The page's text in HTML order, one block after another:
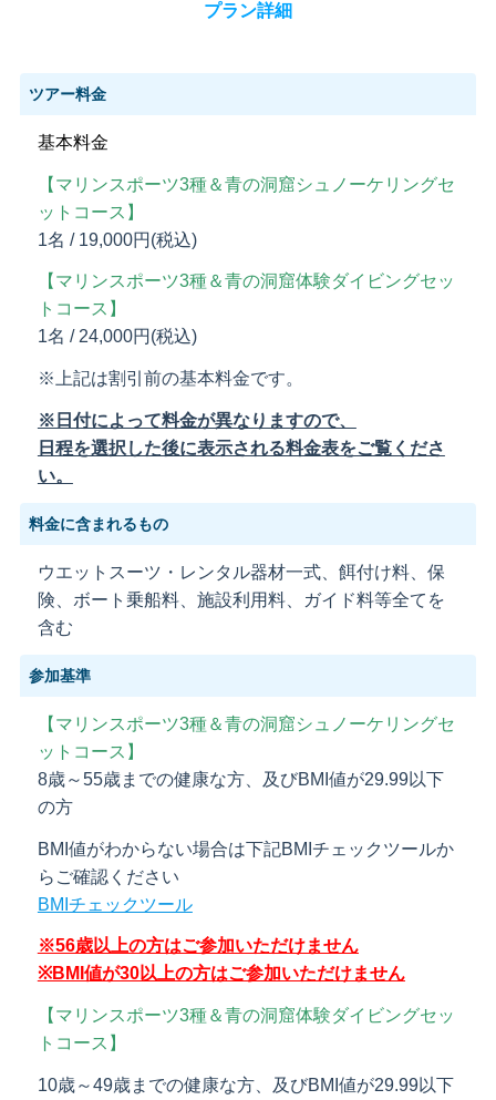
プラン詳細
ツアー料金
基本料金
【マリンスポーツ3種＆青の洞窟シュノーケリングセ
ットコース】
1名 / 19,000円(税込)
【マリンスポーツ3種＆青の洞窟体験ダイビングセッ
トコース】
1名 / 24,000円(税込)
※上記は割引前の基本料金です。
※日付によって料金が異なりますので、
日程を選択した後に表示される料金表をご覧くださ
い。
料金に含まれるもの
ウエットスーツ・レンタル器材一式、餌付け料、保
険、ボート乗船料、施設利用料、ガイド料等全てを
含む
参加基準
【マリンスポーツ3種＆青の洞窟シュノーケリングセ
ットコース】
8歳～55歳までの健康な方、及びBMI値が29.99以下
の方
BMI値がわからない場合は下記BMIチェックツールか
らご確認ください
BMIチェックツール
※56歳以上の方はご参加いただけません
※BMI値が30以上の方はご参加いただけません
【マリンスポーツ3種＆青の洞窟体験ダイビングセッ
トコース】
10歳～49歳までの健康な方、及びBMI値が29.99以下